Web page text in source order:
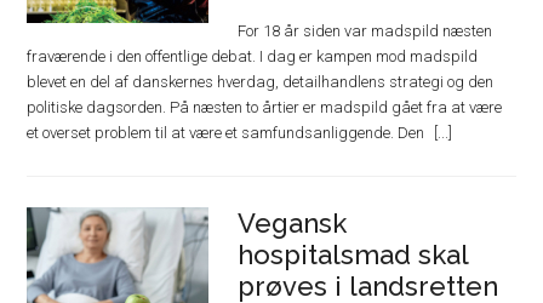
For 18 år siden var madspild næsten
fraværende i den offentlige debat. I dag er kampen mod madspild
blevet en del af danskernes hverdag, detailhandlens strategi og den
politiske dagsorden. På næsten to årtier er madspild gået fra at være
et overset problem til at være et samfundsanliggende. Den
Vegansk
hospitalsmad skal
prøves i landsretten